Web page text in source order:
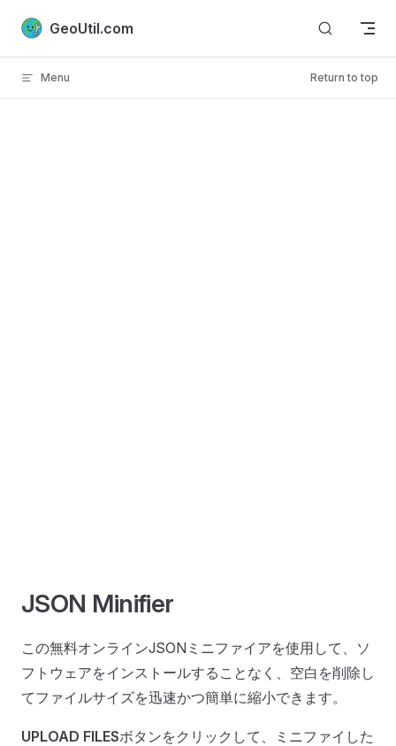
Skip to content
GeoUtil.com
Menu Return to top
JSON Minifier
この無料オンラインJSONミニファイアを使用して、ソ
フトウェアをインストールすることなく、空白を削除し
てファイルサイズを迅速かつ簡単に縮小できます。
UPLOAD FILESボタンをクリックして、ミニファイした